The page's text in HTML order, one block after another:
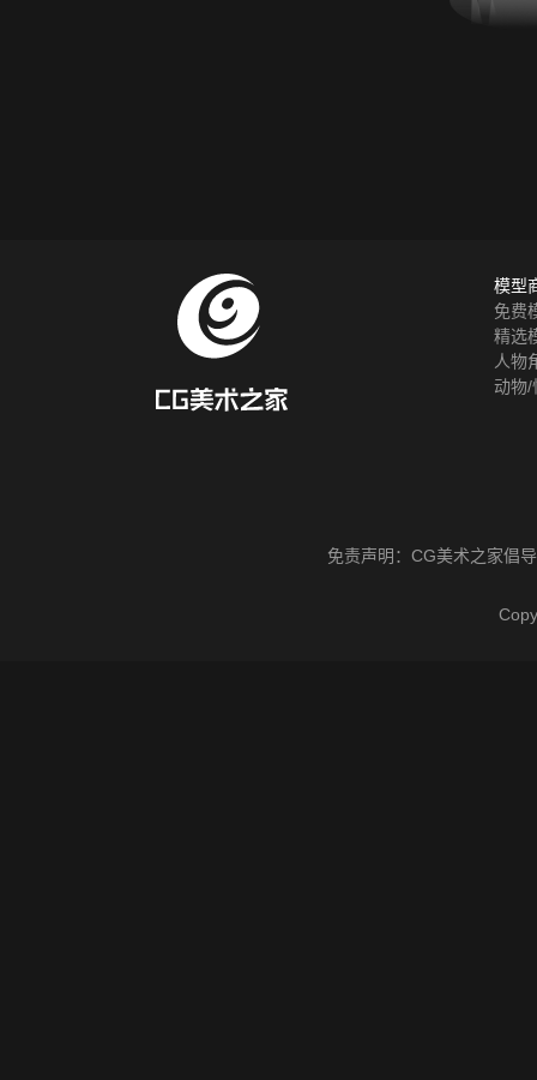
模型
免费
精选
人物
动物/
免责声明： CG美术之家倡